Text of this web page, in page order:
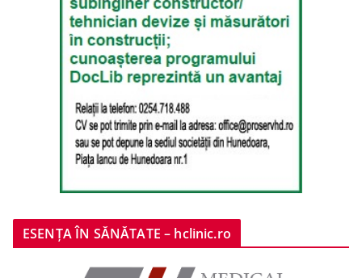
ESENȚA ÎN SĂNĂTATE – hclinic.ro